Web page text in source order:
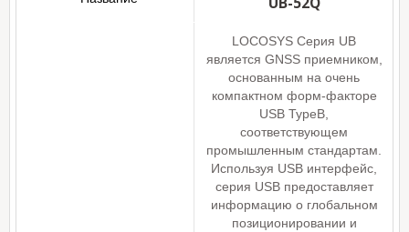
LOCOSYS Серия UB
является GNSS приемником,
основанным на очень
компактном форм-факторе
USB TypeB,
соответствующем
промышленным стандартам.
Используя USB интерфейс,
серия USB предоставляет
информацию о глобальном
позиционировании и